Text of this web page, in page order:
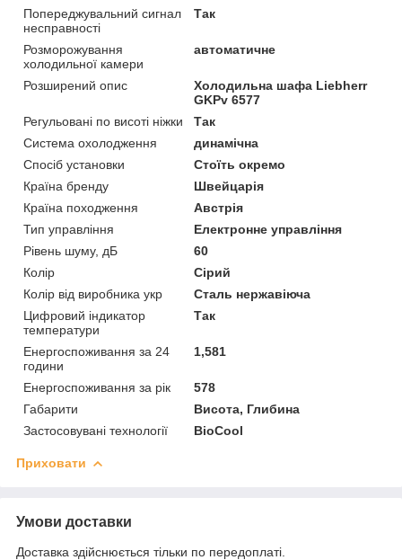
Попереджувальний сигнал
несправності
Так
Розморожування
холодильної камери
автоматичне
Розширений опис
Холодильна шафа Liebherr
GKPv 6577
Регульовані по висоті ніжки
Так
Система охолодження
динамічна
Спосіб установки
Стоїть окремо
Країна бренду
Швейцарія
Країна походження
Австрія
Тип управління
Електронне управління
Рівень шуму, дБ
60
Колір
Сірий
Колір від виробника укр
Сталь нержавіюча
Цифровий індикатор
температури
Так
Енергоспоживання за 24
години
1,581
Енергоспоживання за рік
578
Габарити
Висота, Глибина
Застосовувані технології
BioCool
Приховати
Умови доставки
Доставка здійснюється тільки по передоплаті.